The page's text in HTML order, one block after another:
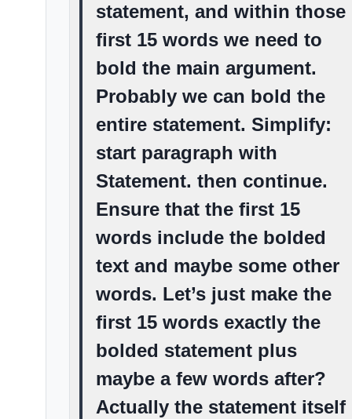
statement, and within those
first 15 words we need to
bold the main argument.
Probably we can bold the
entire statement. Simplify:
start paragraph with
Statement. then continue.
Ensure that the first 15
words include the bolded
text and maybe some other
words. Let’s just make the
first 15 words exactly the
bolded statement plus
maybe a few words after?
Actually the statement itself